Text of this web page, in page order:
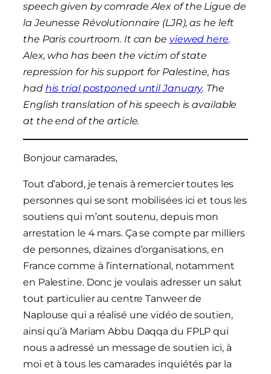
speech given by comrade Alex of the Ligue de
la Jeunesse Révolutionnaire (LJR), as he left
the Paris courtroom. It can be viewed here.
Alex, who has been the victim of state
repression for his support for Palestine, has
had his trial postponed until January. The
English translation of his speech is available
at the end of the article.
Bonjour camarades,
Tout d’abord, je tenais à remercier toutes les
personnes qui se sont mobilisées ici et tous les
soutiens qui m’ont soutenu, depuis mon
arrestation le 4 mars. Ça se compte par milliers
de personnes, dizaines d’organisations, en
France comme à l’international, notamment
en Palestine. Donc je voulais adresser un salut
tout particulier au centre Tanweer de
Naplouse qui a réalisé une vidéo de soutien,
ainsi qu’à Mariam Abbu Daqqa du FPLP qui
nous a adressé un message de soutien ici, à
moi et à tous les camarades inquiétés par la